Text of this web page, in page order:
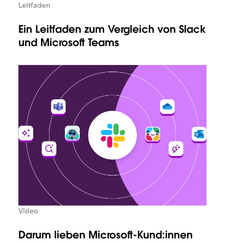
Leitfaden
Ein Leitfaden zum Vergleich von Slack
und Microsoft Teams
Video
Darum lieben Microsoft-Kund:innen